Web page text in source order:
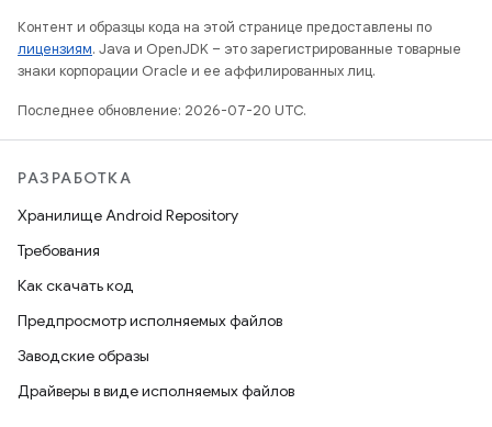
Контент и образцы кода на этой странице предоставлены по
лицензиям. Java и OpenJDK – это зарегистрированные товарные
знаки корпорации Oracle и ее аффилированных лиц.
Последнее обновление: 2026-07-20 UTC.
РАЗРАБОТКА
Хранилище Android Repository
Требования
Как скачать код
Предпросмотр исполняемых файлов
Заводские образы
Драйверы в виде исполняемых файлов